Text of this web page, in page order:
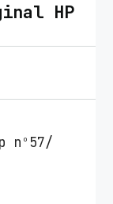
HP
nº57/